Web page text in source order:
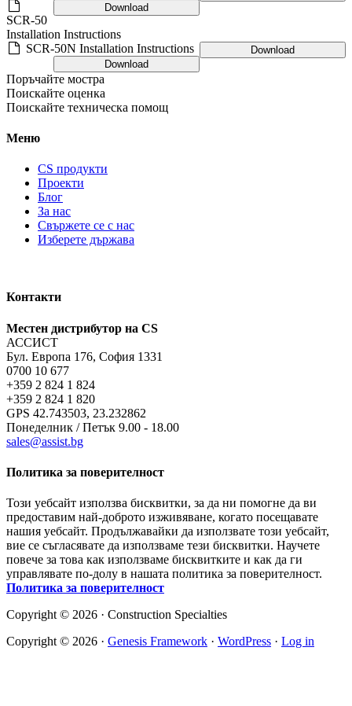
Download
SCR-50
Installation Instructions
Download
SCR-50N Installation Instructions
Download
Поръчайте мостра
Поискайте оценка
Поискайте техническа помощ
Меню
CS продукти
Проекти
Блог
За нас
Свържете се с нас
Изберете държава
Контакти
Местен дистрибутор на CS
АССИСТ
Бул. Европа 176, София 1331
0700 10 677
+359 2 824 1 824
+359 2 824 1 820
GPS 42.743503, 23.232862
Понеделник / Петък 9.00 - 18.00
sales@assist.bg
Политика за поверителност
Този уебсайт използва бисквитки, за да ни помогне да ви
предоставим най-доброто изживяване, когато посещавате
нашия уебсайт. Продължавайки да използвате този уебсайт,
вие се съгласявате да използваме тези бисквитки. Научете
повече за това как използваме бисквитките и как да ги
управлявате по-долу в нашата политика за поверителност.
Политика за поверителност
Copyright © 2026 · Construction Specialties
Copyright © 2026 · Genesis Framework · WordPress · Log in